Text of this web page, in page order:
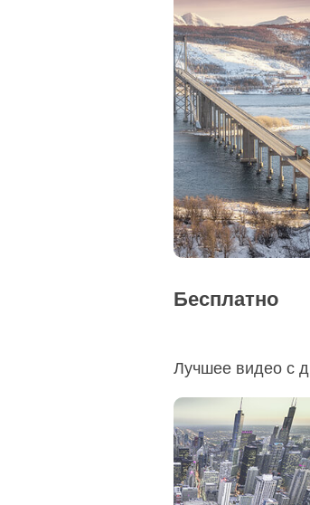
Бесплатно
Лучшее видео с